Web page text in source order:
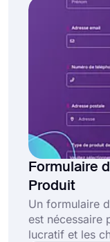
sans avoir
Formulaire
Produit
Un formulaire
est nécessaire
lucratif et les